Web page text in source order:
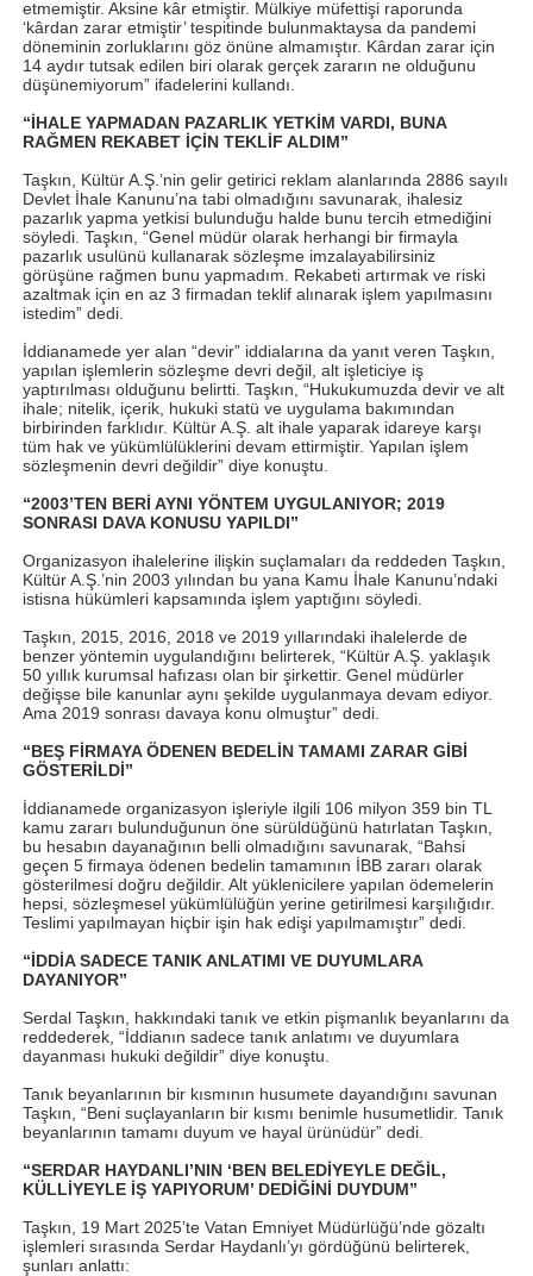
etmemiştir. Aksine kâr etmiştir. Mülkiye müfettişi raporunda
‘kârdan zarar etmiştir’ tespitinde bulunmaktaysa da pandemi
döneminin zorluklarını göz önüne almamıştır. Kârdan zarar için
14 aydır tutsak edilen biri olarak gerçek zararın ne olduğunu
düşünemiyorum” ifadelerini kullandı.
“İHALE YAPMADAN PAZARLIK YETKİM VARDI, BUNA
RAĞMEN REKABET İÇİN TEKLİF ALDIM”
Taşkın, Kültür A.Ş.’nin gelir getirici reklam alanlarında 2886 sayılı
Devlet İhale Kanunu’na tabi olmadığını savunarak, ihalesiz
pazarlık yapma yetkisi bulunduğu halde bunu tercih etmediğini
söyledi. Taşkın, “Genel müdür olarak herhangi bir firmayla
pazarlık usulünü kullanarak sözleşme imzalayabilirsiniz
görüşüne rağmen bunu yapmadım. Rekabeti artırmak ve riski
azaltmak için en az 3 firmadan teklif alınarak işlem yapılmasını
istedim” dedi.
İddianamede yer alan “devir” iddialarına da yanıt veren Taşkın,
yapılan işlemlerin sözleşme devri değil, alt işleticiye iş
yaptırılması olduğunu belirtti. Taşkın, “Hukukumuzda devir ve alt
ihale; nitelik, içerik, hukuki statü ve uygulama bakımından
birbirinden farklıdır. Kültür A.Ş. alt ihale yaparak idareye karşı
tüm hak ve yükümlülüklerini devam ettirmiştir. Yapılan işlem
sözleşmenin devri değildir” diye konuştu.
“2003’TEN BERİ AYNI YÖNTEM UYGULANIYOR; 2019
SONRASI DAVA KONUSU YAPILDI”
Organizasyon ihalelerine ilişkin suçlamaları da reddeden Taşkın,
Kültür A.Ş.’nin 2003 yılından bu yana Kamu İhale Kanunu’ndaki
istisna hükümleri kapsamında işlem yaptığını söyledi.
Taşkın, 2015, 2016, 2018 ve 2019 yıllarındaki ihalelerde de
benzer yöntemin uygulandığını belirterek, “Kültür A.Ş. yaklaşık
50 yıllık kurumsal hafızası olan bir şirkettir. Genel müdürler
değişse bile kanunlar aynı şekilde uygulanmaya devam ediyor.
Ama 2019 sonrası davaya konu olmuştur” dedi.
“BEŞ FİRMAYA ÖDENEN BEDELİN TAMAMI ZARAR GİBİ
GÖSTERİLDİ”
İddianamede organizasyon işleriyle ilgili 106 milyon 359 bin TL
kamu zararı bulunduğunun öne sürüldüğünü hatırlatan Taşkın,
bu hesabın dayanağının belli olmadığını savunarak, “Bahsi
geçen 5 firmaya ödenen bedelin tamamının İBB zararı olarak
gösterilmesi doğru değildir. Alt yüklenicilere yapılan ödemelerin
hepsi, sözleşmesel yükümlülüğün yerine getirilmesi karşılığıdır.
Teslimi yapılmayan hiçbir işin hak edişi yapılmamıştır” dedi.
“İDDİA SADECE TANIK ANLATIMI VE DUYUMLARA
DAYANIYOR”
Serdal Taşkın, hakkındaki tanık ve etkin pişmanlık beyanlarını da
reddederek, “İddianın sadece tanık anlatımı ve duyumlara
dayanması hukuki değildir” diye konuştu.
Tanık beyanlarının bir kısmının husumete dayandığını savunan
Taşkın, “Beni suçlayanların bir kısmı benimle husumetlidir. Tanık
beyanlarının tamamı duyum ve hayal ürünüdür” dedi.
“SERDAR HAYDANLI’NIN ‘BEN BELEDİYEYLE DEĞİL,
KÜLLİYEYLE İŞ YAPIYORUM’ DEDİĞİNİ DUYDUM”
Taşkın, 19 Mart 2025’te Vatan Emniyet Müdürlüğü’nde gözaltı
işlemleri sırasında Serdar Haydanlı’yı gördüğünü belirterek,
şunları anlattı: